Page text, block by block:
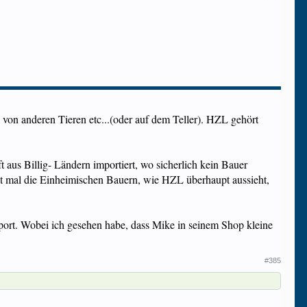
anderen Tieren etc...(oder auf dem Teller). HZL gehört
aus Billig- Ländern importiert, wo sicherlich kein Bauer
die Einheimischen Bauern, wie HZL überhaupt aussieht,
Wobei ich gesehen habe, dass Mike in seinem Shop kleine
#385